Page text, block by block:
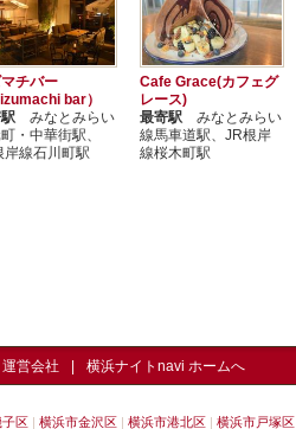
マチバー
bar）
みなとみらい
・中華街駅、
岸線石川町駅
Cafe Grace(カフェグ
レース)
最寄駅 みなとみらい
線馬車道駅、JR根岸
線桜木町駅
運営会社 横浜ナイトnavi ホームへ
子区 横浜市金沢区 横浜市港北区 横浜市戸塚区